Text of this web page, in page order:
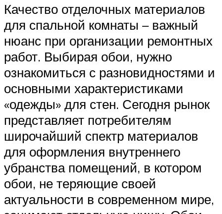
Качество отделочных материалов
для спальной комнаты – важный
нюанс при организации ремонтных
работ. Выбирая обои, нужно
ознакомиться с разновидностями и
основными характеристиками
«одежды» для стен. Сегодня рынок
представляет потребителям
широчайший спектр материалов
для оформления внутреннего
убранства помещений, в котором
обои, не теряющие своей
актуальности в современном мире,